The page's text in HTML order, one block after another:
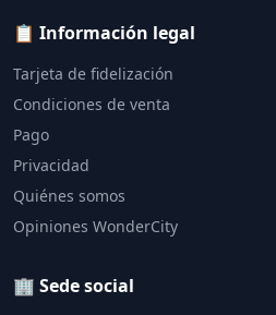
📋 Información legal
Tarjeta de fidelización
Condiciones de venta
Pago
Privacidad
Quiénes somos
Opiniones WonderCity
🏢 Sede social